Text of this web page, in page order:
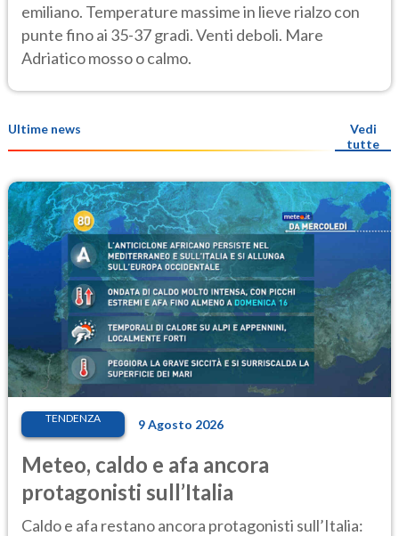
emiliano. Temperature massime in lieve rialzo con
punte fino ai 35-37 gradi. Venti deboli. Mare
Adriatico mosso o calmo.
Ultime news
Vedi
tutte
TENDENZA 9 Agosto 2026
Meteo, caldo e afa ancora
protagonisti sull’Italia
Caldo e afa restano ancora protagonisti sull’Italia: